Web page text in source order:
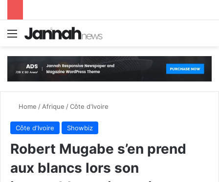
Menu
Home / Afrique /Côte d'Ivoire
Côte d'Ivoire Showbiz
Robert Mugabe s’en prend
aux blancs lors son